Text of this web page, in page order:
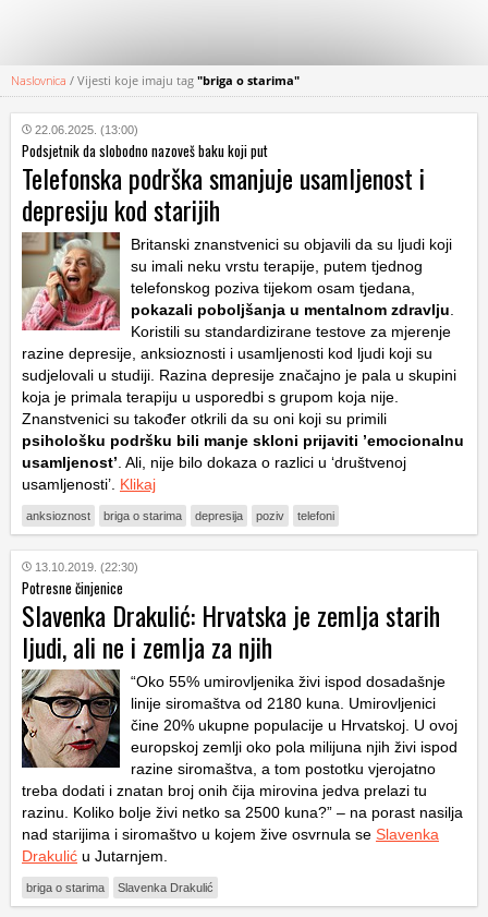
KATEGORIJE
HRVATSKI
WEB
Naslovnica / Vijesti koje imaju tag "briga o starima"
22.06.2025. (13:00)
Podsjetnik da slobodno nazoveš baku koji put
Telefonska podrška smanjuje usamljenost i
depresiju kod starijih
Britanski znanstvenici su objavili da su ljudi koji
su imali neku vrstu terapije, putem tjednog
telefonskog poziva tijekom osam tjedana,
pokazali poboljšanja u mentalnom zdravlju
Koristili su standardizirane testove za mjerenje
razine depresije, anksioznosti i usamljenosti kod ljudi koji su
sudjelovali u studiji. Razina depresije značajno je pala u skupini
koja je primala terapiju u usporedbi s grupom koja nije.
Znanstvenici su također otkrili da su oni koji su primili
psihološku podršku bili manje skloni prijaviti ’emocionalnu
usamljenost’ . Ali, nije bilo dokaza o razlici u ‘društvenoj
usamljenosti’. Klikaj
anksioznost briga o starima depresija poziv telefoni
13.10.2019. (22:30)
Potresne činjenice
Slavenka Drakulić: Hrvatska je zemlja starih
ljudi, ali ne i zemlja za njih
“Oko 55% umirovljenika živi ispod dosadašnje
linije siromaštva od 2180 kuna. Umirovljenici
čine 20% ukupne populacije u Hrvatskoj. U ovoj
europskoj zemlji oko pola milijuna njih živi ispod
razine siromaštva, a tom postotku vjerojatno
treba dodati i znatan broj onih čija mirovina jedva prelazi tu
razinu. Koliko bolje živi netko sa 2500 kuna?” – na porast nasilja
nad starijima i siromaštvo u kojem žive osvrnula se Slavenka
Drakulić u Jutarnjem.
briga o starima Slavenka Drakulić